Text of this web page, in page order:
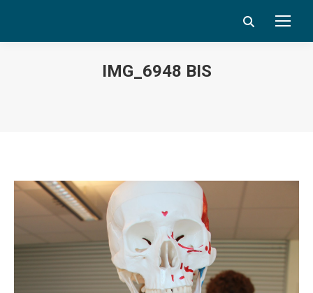
Search:
IMG_6948 BIS